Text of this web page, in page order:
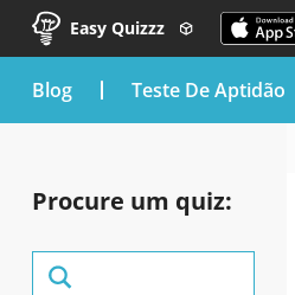
Easy Quizzz
blog Teste De Aptidão
Procure um quiz: